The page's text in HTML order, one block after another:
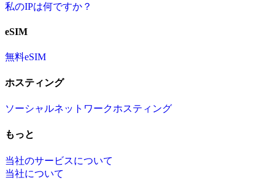
私のIPは何ですか？
eSIM
無料eSIM
ホスティング
ソーシャルネットワークホスティング
もっと
当社のサービスについて
当社について